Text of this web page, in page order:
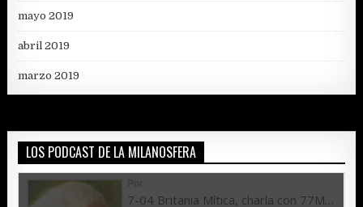
mayo 2019
abril 2019
marzo 2019
LOS PODCAST DE LA MILANOSFERA